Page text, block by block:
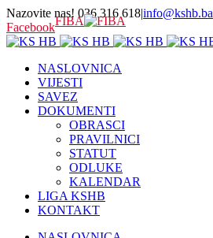
Nazovite nas! 036 316 618|info@kshb.ba
FacebookFIBA
NASLOVNICA
VIJESTI
SAVEZ
DOKUMENTI
OBRASCI
PRAVILNICI
STATUT
ODLUKE
KALENDAR
LIGA KSHB
KONTAKT